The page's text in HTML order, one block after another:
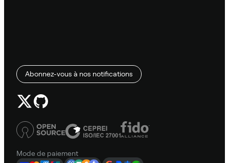
Abonnez-vous à nos notifications
Mode de paiement